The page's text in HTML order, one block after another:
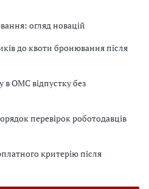
огляд новацій
до квоти бронювання після
в ОМС відпустку без
перевірок роботодавців
критерію після